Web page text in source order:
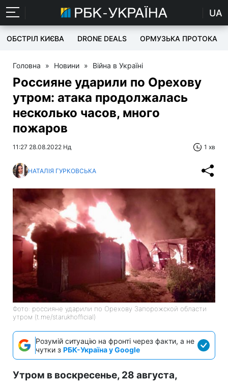
UA
ОБСТРІЛ КИЄВА DRONE DEALS ОРМУЗЬКА ПРОТОКА
Головна » Новини » Війна в Україні
Россияне ударили по Орехову
утром: атака продолжалась
несколько часов, много
пожаров
11:27 28.08.2022 Нд 1 хв
НАТАЛІЯ ГУРКОВСЬКА
Фото: россияне ударили по Орехову Запорожской области
утром (t.me/starukhofficial)
Розумій ситуацію на фронті через факти, а не
чутки з РБК-Україна у Google
Утром в воскресенье, 28 августа,